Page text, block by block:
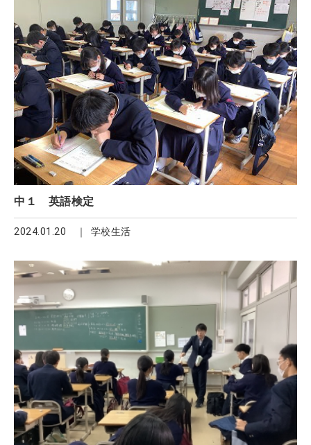
中１ 英語検定
2024.01.20 学校生活